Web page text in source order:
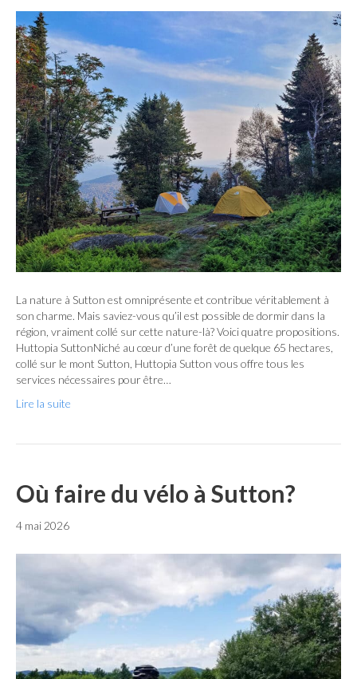
La nature à Sutton est omniprésente et contribue véritablement à
son charme. Mais saviez-vous qu’il est possible de dormir dans la
région, vraiment collé sur cette nature-là? Voici quatre propositions.
Huttopia SuttonNiché au cœur d’une forêt de quelque 65 hectares,
collé sur le mont Sutton, Huttopia Sutton vous offre tous les
services nécessaires pour être…
Lire la suite
Où faire du vélo à Sutton?
4 mai 2026